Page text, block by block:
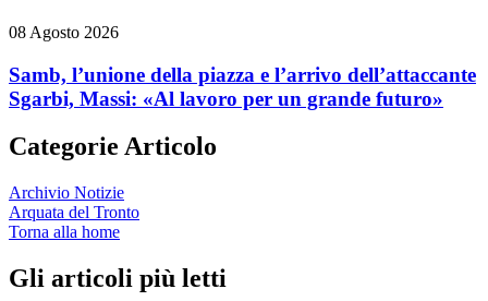
08 Agosto 2026
Samb, l’unione della piazza e l’arrivo dell’attaccante
Sgarbi, Massi: «Al lavoro per un grande futuro»
Categorie Articolo
Archivio Notizie
Arquata del Tronto
Torna alla home
Gli articoli più letti